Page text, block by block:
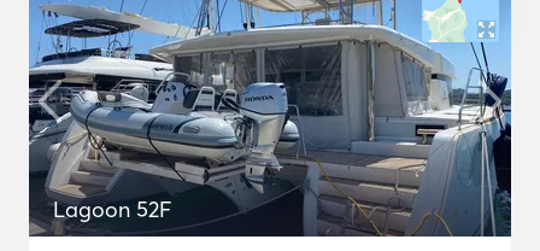
Lagoon 52F